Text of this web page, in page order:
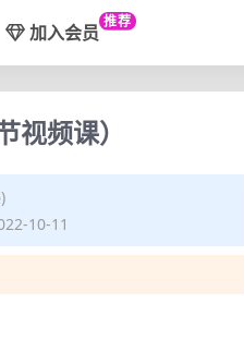
加入会员 推荐
频课）
10-11